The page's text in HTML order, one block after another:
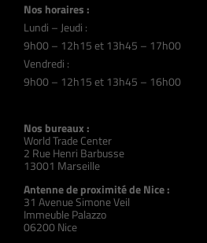
Nos horaires :
Lundi – Jeudi :
9h00 – 12h15 et 13h45 – 17h00
Vendredi :
9h00 – 12h15 et 13h45 – 16h00
Nos bureaux :
World Trade Center
2 Rue Henri Barbusse
13001 Marseille
Antenne de proximité de Nice :
31 Avenue Simone Veil
Immeuble Palazzo
06200 Nice